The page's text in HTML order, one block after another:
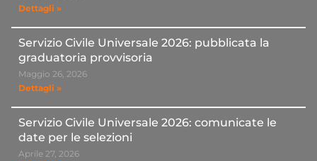
Dettagli »
Servizio Civile Universale 2026: pubblicata la
graduatoria provvisoria
Maggio 26, 2026
Dettagli »
Servizio Civile Universale 2026: comunicate le
date per le selezioni
Aprile 27, 2026